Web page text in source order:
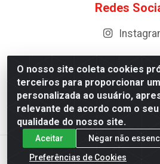
O nosso site coleta cookies
terceiros para proporcionar
personalizada ao usuário,
relevante de acordo com o
qualidade do nosso site.
Aceitar
Negar não
Preferências de Cookies
Redes
Distribuidora de Cosméticos
km 87 - Industrial, Ipirá - BA,
10.984.107/